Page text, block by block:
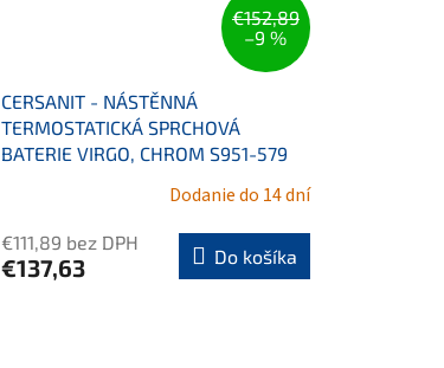
€152,89
–9 %
CERSANIT - NÁSTĚNNÁ
TERMOSTATICKÁ SPRCHOVÁ
BATERIE VIRGO, CHROM S951-579
Dodanie do 14 dní
€111,89 bez DPH
€137,63 Do košíka